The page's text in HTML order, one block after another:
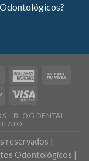
BLOG DENTAL
|
Odontológicos |